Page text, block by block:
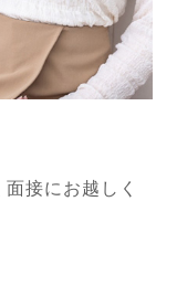
接にお越しく